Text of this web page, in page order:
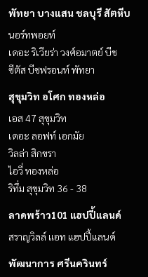
พัทยา บางแสน ชลบุรี สัตหีบ
นอร์ทพอยท์
เดอะ ริเวียร่า วงศ์อมาตย์ บีช
ซีตัส บีชฟรอนท์ พัทยา
สุขุมวิท อโศก ทองหล่อ
เอส 47 สุขุมวิท
เดอะ ลอฟท์ เอกมัย
วิลล่า สิกขรา
ไอวี่ ทองหล่อ
ริทึ่ม สุขุมวิท 36 - 38
ลาดพร้าว101 แฮปปี้แลนด์
สราญวิลล์ แอท แฮปปี้แลนด์
พัฒนาการ ศรีนครินทร์